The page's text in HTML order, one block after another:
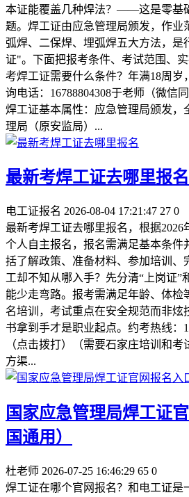
本证能覆盖几种焊法？——这是零基
题。焊工证由应急管理局颁发，作业
弧焊、二保焊、埋弧焊五大方法，是
证"。下面把报考条件、考试范围、实
考焊工证需要什么条件？年满18周岁
询电话：16788804308于老师（微信
焊工证基本属性：应急管理局颁发，
理局（原安监局）...
最新考焊工证去哪里报名
电工证报名 2026-08-04 17:21:47 27 0
最新考焊工证去哪里报名，根据
个人自主报名，报名需满足基本条件
括了解政策、准备材料、参加培训、
工却不知从哪入手？先分清“上岗证”
能少走弯路。报考需满足年龄、体检
名培训，考试重点在安全规范而非炫
书拿到手才是职业起点。约考热线：
（点击拨打）（需要石家庄培训和
方渠...
国家应急管理局焊工证
国通用）
杜老师 2026-07-25 16:46:29 65 0
焊工证在哪个官网报名？和电工证是